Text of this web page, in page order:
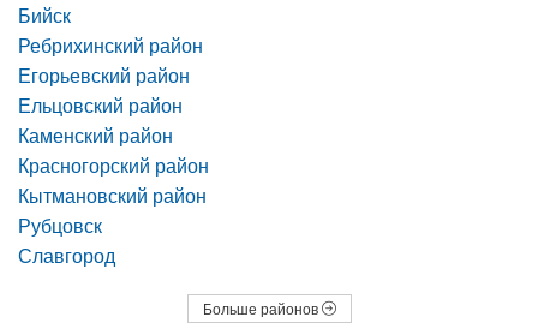
Бийск
Ребрихинский район
Егорьевский район
Ельцовский район
Каменский район
Красногорский район
Кытмановский район
Рубцовск
Славгород
Больше районов